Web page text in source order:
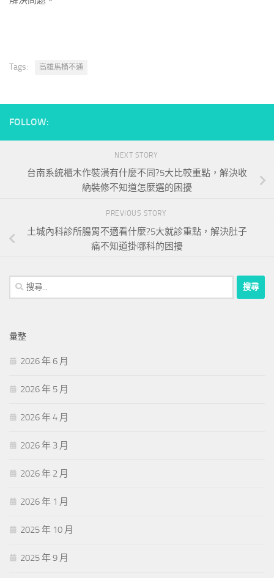
Tags: 高雄馬桶不通
FOLLOW:
NEXT STORY
台南系統櫃木作裝潢有什麼不同?5大比較重點，解決收
納裝修不知道怎麼選的困擾
PREVIOUS STORY
土城內科診所腸胃不適看什麼?5大就診重點，解決肚子
痛不知道掛哪科的困擾
搜
尋
字:
彙整
2026 年 6 月
2026 年 5 月
2026 年 4 月
2026 年 3 月
2026 年 2 月
2026 年 1 月
2025 年 10 月
2025 年 9 月